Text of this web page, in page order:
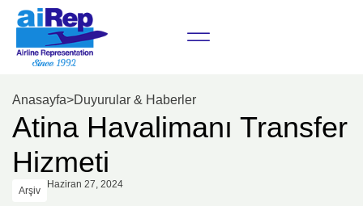
Anasayfa>Duyurular & Haberler
Atina Havalimanı Transfer
Hizmeti
Arşiv
Haziran 27, 2024